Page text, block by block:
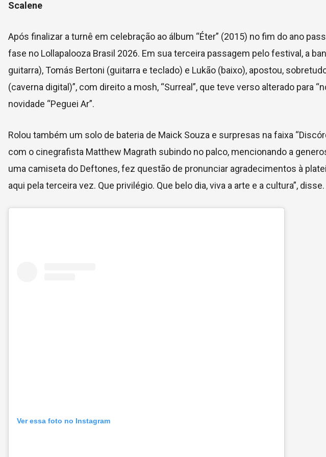
Scalene
Após finalizar a turnê em celebração ao álbum “Éter” (2015) no fim do ano
fase no Lollapalooza Brasil 2026. Em sua terceira passagem pelo festival, a
guitarra), Tomás Bertoni (guitarra e teclado) e Lukão (baixo), apostou,
(caverna digital)”, com direito a mosh, “Surreal”, que teve verso alterado para
novidade “Peguei Ar”.
Rolou também um solo de bateria de Maick Souza e surpresas na faixa
com o cinegrafista Matthew Magrath subindo no palco, mencionando a
uma camiseta do Deftones, fez questão de pronunciar agradecimentos à
aqui pela terceira vez. Que privilégio. Que belo dia, viva a arte e a cultura”, disse.
Ver essa foto no Instagram